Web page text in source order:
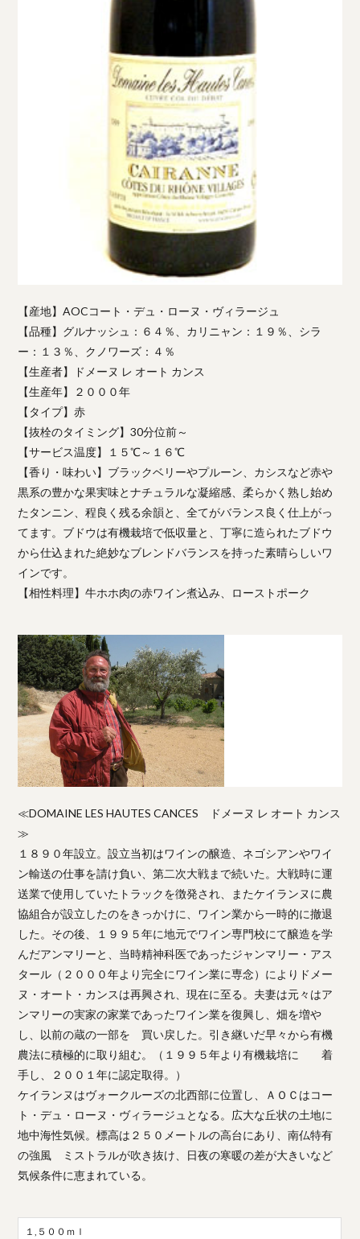
【産地】AOCコート・デュ・ローヌ・ヴィラージュ
【品種】グルナッシュ：６４％、カリニャン：１９％、シラ
ー：１３％、クノワーズ：４％
【生産者】ドメーヌ レ オート カンス
【生産年】２０００年
【タイプ】赤
【抜栓のタイミング】30分位前～
【サービス温度】１５℃～１６℃
【香り・味わい】ブラックベリーやプルーン、カシスなど赤や
黒系の豊かな果実味とナチュラルな凝縮感、柔らかく熟し始め
たタンニン、程良く残る余韻と、全てがバランス良く仕上がっ
てます。ブドウは有機栽培で低収量と、丁寧に造られたブドウ
から仕込まれた絶妙なブレンドバランスを持った素晴らしいワ
インです。
【相性料理】牛ホホ肉の赤ワイン煮込み、ローストポーク
≪DOMAINE LES HAUTES CANCES ドメーヌ レ オート カンス
≫
１８９０年設立。設立当初はワインの醸造、ネゴシアンやワイ
ン輸送の仕事を請け負い、第二次大戦まで続いた。大戦時に運
送業で使用していたトラックを徴発され、またケイランヌに農
協組合が設立したのをきっかけに、ワイン業から一時的に撤退
した。その後、１９９５年に地元でワイン専門校にて醸造を学
んだアンマリーと、当時精神科医であったジャンマリー・アス
タール（２０００年より完全にワイン業に専念）によりドメー
ヌ・オート・カンスは再興され、現在に至る。夫妻は元々はア
ンマリーの実家の家業であったワイン業を復興し、畑を増や
し、以前の蔵の一部を 買い戻した。引き継いだ早々から有機
農法に積極的に取り組む。（１９９５年より有機栽培に 着
手し、２００１年に認定取得。）
ケイランヌはヴォークルーズの北西部に位置し、ＡＯＣはコー
ト・デュ・ローヌ・ヴィラージュとなる。広大な丘状の土地に
地中海性気候。標高は２５０メートルの高台にあり、南仏特有
の強風 ミストラルが吹き抜け、日夜の寒暖の差が大きいなど
気候条件に恵まれている。
１,５００ｍｌ